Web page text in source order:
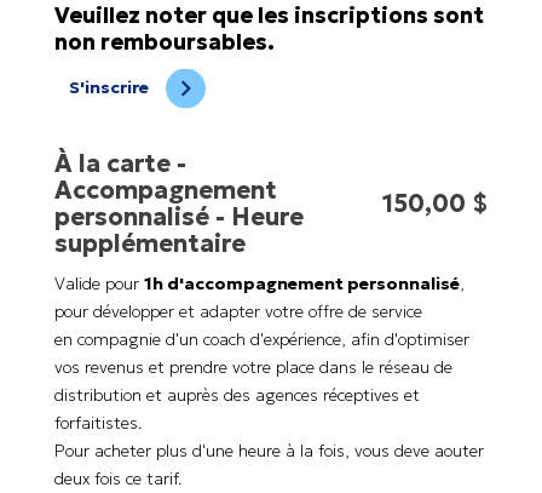
Veuillez noter que les inscriptions sont
non remboursables.
S'inscrire
À la carte -
Accompagnement
personnalisé - Heure
supplémentaire
150,00 $
Valide pour 1h d'accompagnement personnalisé,
pour développer et adapter votre offre de service
en compagnie d'un coach d'expérience, afin d'optimiser
vos revenus et prendre votre place dans le réseau de
distribution et auprès des agences réceptives et
forfaitistes.
Pour acheter plus d'une heure à la fois, vous deve aouter
deux fois ce tarif.